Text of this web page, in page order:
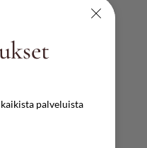
palveluista